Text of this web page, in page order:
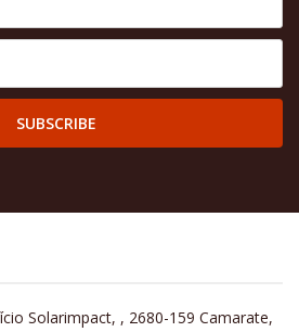
SUBSCRIBE
Solarimpact, , 2680-159 Camarate,